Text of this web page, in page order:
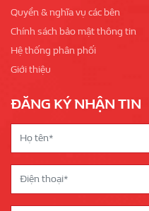
Quyền & nghĩa vụ các bên
Chính sách bảo mật thông tin
Hệ thống phân phối
Giới thiệu
ĐĂNG KÝ NHẬN TIN